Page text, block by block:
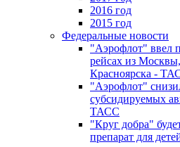
2016 год
2015 год
Федеральные новости
"Аэрофлот" ввел
рейсах из
Красноярска -
"Аэрофлот"
субсидируемых
ТАСС
"Круг добра"
препарат для